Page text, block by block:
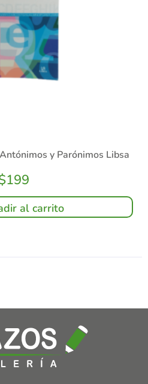
y Parónimos Libsa
199
al carrito